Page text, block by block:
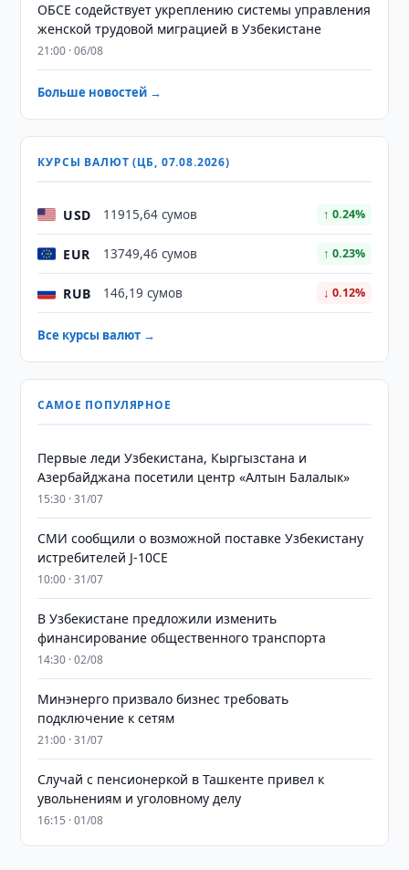
ОБСЕ содействует укреплению системы управления
женской трудовой миграцией в Узбекистане
21:00 · 06/08
Больше новостей →
КУРСЫ ВАЛЮТ (ЦБ, 07.08.2026)
USD 11915,64 сумов ↑ 0.24%
EUR 13749,46 сумов ↑ 0.23%
RUB 146,19 сумов ↓ 0.12%
Все курсы валют →
САМОЕ ПОПУЛЯРНОЕ
Первые леди Узбекистана, Кыргызстана и
Азербайджана посетили центр «Алтын Балалык»
15:30 · 31/07
СМИ сообщили о возможной поставке Узбекистану
истребителей J-10CE
10:00 · 31/07
В Узбекистане предложили изменить
финансирование общественного транспорта
14:30 · 02/08
Минэнерго призвало бизнес требовать
подключение к сетям
21:00 · 31/07
Случай с пенсионеркой в Ташкенте привел к
увольнениям и уголовному делу
16:15 · 01/08